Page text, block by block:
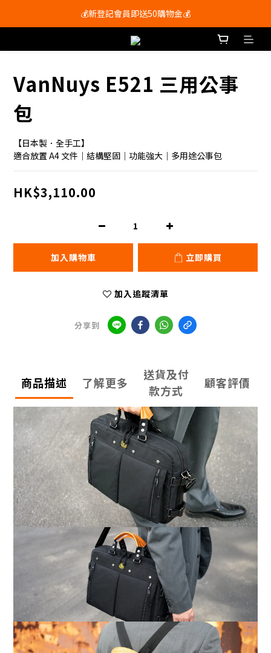
會員尊享購物滿$250即享免運費🚚
💰新登記會員即送50購物金💰
會員尊享購物滿$250即享免運費🚚
VanNuys E521 三用公事
包
【日本製．全手工】
適合放置 A4 文件｜結構堅固｜功能強大｜多用途公事包
HK$3,110.00
加入購物車 立即購買
加入追蹤清單
分享到
商品描述 了解更多
送貨及付
款方式
顧客評價